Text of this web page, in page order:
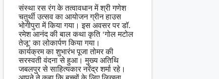
संस्था रस रंग के तत्वावधान में श्री गणेश
चतुर्थी उत्सव का आयोजन ग्रीन हाउस
भोगीपुरा में किया गया। इस अवसर पर डॉ.
रमेश आनंद की बाल कथा कृति ‘गोल मटोल
तेजू’ का लोकार्पण किया गया।
कार्यक्रम का शुभारंभ पूजा तोमर की
सरस्वती वंदना से हुआ। मुख्य अतिथि
जबलपुर से साहित्यकार नरेंद्र शर्मा रहे।